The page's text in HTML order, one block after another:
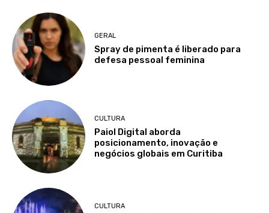
GERAL
Spray de pimenta é liberado para
defesa pessoal feminina
CULTURA
Paiol Digital aborda
posicionamento, inovação e
negócios globais em Curitiba
CULTURA